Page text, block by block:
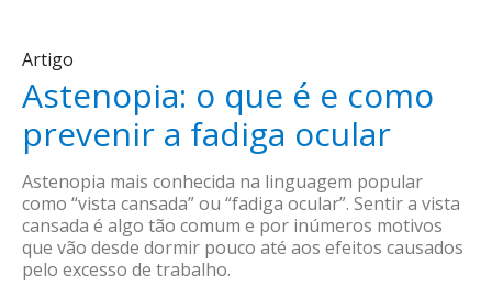
Artigo
Astenopia: o que é e como
prevenir a fadiga ocular
Astenopia mais conhecida na linguagem popular
como “vista cansada” ou “fadiga ocular”. Sentir a vista
cansada é algo tão comum e por inúmeros motivos
que vão desde dormir pouco até aos efeitos causados
pelo excesso de trabalho.